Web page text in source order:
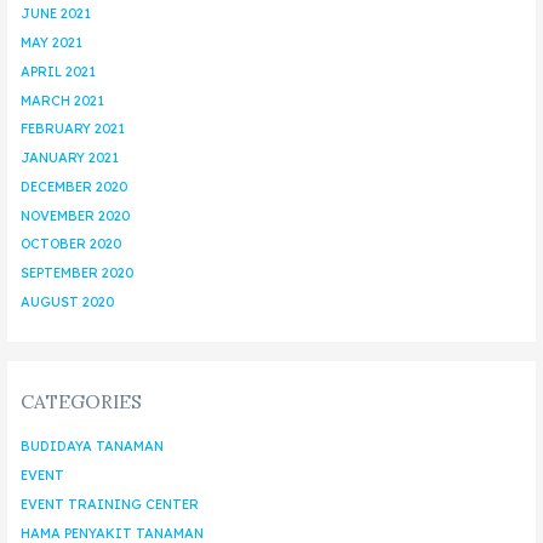
JUNE 2021
MAY 2021
APRIL 2021
MARCH 2021
FEBRUARY 2021
JANUARY 2021
DECEMBER 2020
NOVEMBER 2020
OCTOBER 2020
SEPTEMBER 2020
AUGUST 2020
CATEGORIES
BUDIDAYA TANAMAN
EVENT
EVENT TRAINING CENTER
HAMA PENYAKIT TANAMAN